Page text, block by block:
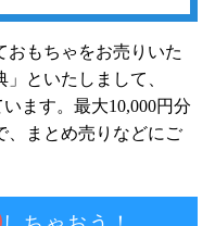
おもちゃをお売りいた
といたしまして、
ます。最大10,000円分
、まとめ売りなどにご